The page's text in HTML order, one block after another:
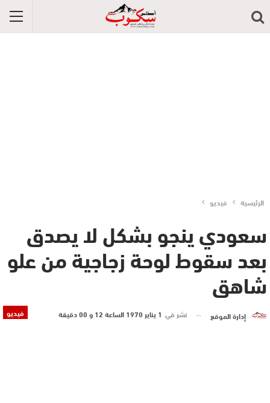
الرئيسية فيديو
سعودي ينجو بشكل لا يصدق
بعد سقوط لوحة زجاجية من علو
شاهق
فيديو إدارة الموقع نشر في 1 يناير 1970 الساعة 12 و 00 دقيقة